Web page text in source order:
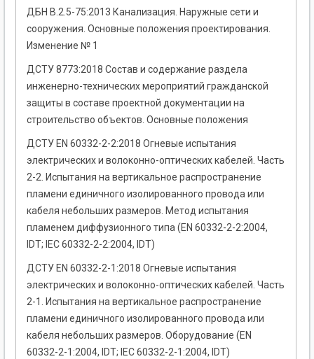
ДБН В.2.5-75:2013 Канализация. Наружные сети и
сооружения. Основные положения проектирования.
Изменение № 1
ДСТУ 8773:2018 Состав и содержание раздела
инженерно-технических мероприятий гражданской
защиты в составе проектной документации на
строительство объектов. Основные положения
ДСТУ EN 60332-2-2:2018 Огневые испытания
электрических и волоконно-оптических кабелей. Часть
2-2. Испытания на вертикальное распространение
пламени единичного изолированного провода или
кабеля небольших размеров. Метод испытания
пламенем диффузионного типа (EN 60332-2-2:2004,
IDT; ІЕС 60332-2-2:2004, IDT)
ДСТУ EN 60332-2-1:2018 Огневые испытания
электрических и волоконно-оптических кабелей. Часть
2-1. Испытания на вертикальное распространение
пламени единичного изолированного провода или
кабеля небольших размеров. Оборудование (EN
60332-2-1:2004, IDT; ІЕС 60332-2-1:2004, IDT)